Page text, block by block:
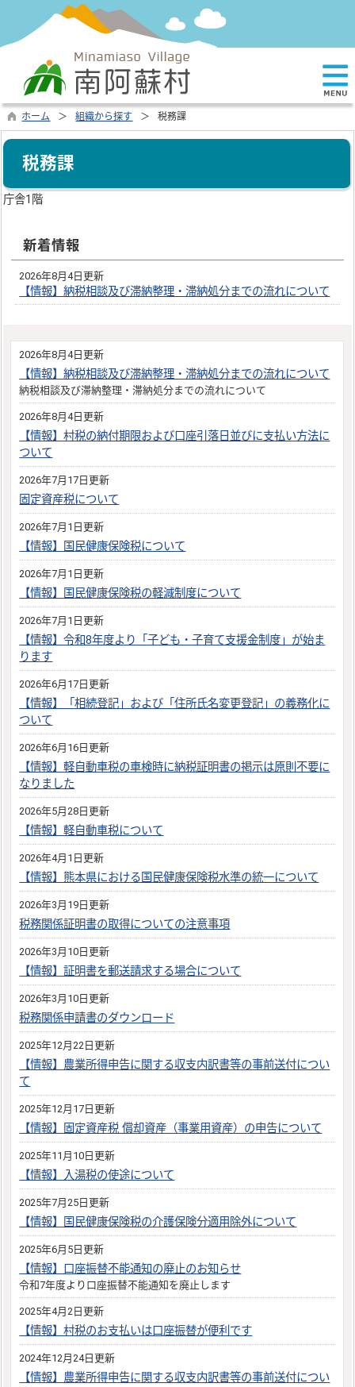
ホーム 組織から探す 税務課
税務課
庁舎1階
新着情報
2026年8月4日更新
【情報】納税相談及び滞納整理・滞納処分までの流れについて
2026年8月4日更新
【情報】納税相談及び滞納整理・滞納処分までの流れについて
納税相談及び滞納整理・滞納処分までの流れについて
2026年8月4日更新
【情報】村税の納付期限および口座引落日並びに支払い方法に
ついて
2026年7月17日更新
固定資産税について
2026年7月1日更新
【情報】国民健康保険税について
2026年7月1日更新
【情報】国民健康保険税の軽減制度について
2026年7月1日更新
【情報】令和8年度より「子ども・子育て支援金制度」が始ま
ります
2026年6月17日更新
【情報】「相続登記」および「住所氏名変更登記」の義務化に
ついて
2026年6月16日更新
【情報】軽自動車税の車検時に納税証明書の掲示は原則不要に
なりました
2026年5月28日更新
【情報】軽自動車税について
2026年4月1日更新
【情報】熊本県における国民健康保険税水準の統一について
2026年3月19日更新
税務関係証明書の取得についての注意事項
2026年3月10日更新
【情報】証明書を郵送請求する場合について
2026年3月10日更新
税務関係申請書のダウンロード
2025年12月22日更新
【情報】農業所得申告に関する収支内訳書等の事前送付につい
て
2025年12月17日更新
【情報】固定資産税 償却資産（事業用資産）の申告について
2025年11月10日更新
【情報】入湯税の使途について
2025年7月25日更新
【情報】国民健康保険税の介護保険分適用除外について
2025年6月5日更新
【情報】口座振替不能通知の廃止のお知らせ
令和7年度より口座振替不能通知を廃止します
2025年4月2日更新
【情報】村税のお支払いは口座振替が便利です
2024年12月24日更新
【情報】農業所得申告に関する収支内訳書等の事前送付につい